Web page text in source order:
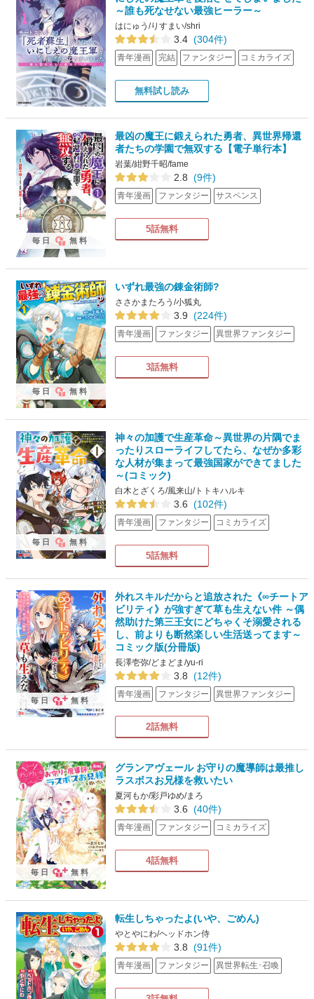
～誰も死なせない最強ヒーラー～
はにゅう/りすまい/shri
3.4 (304件)
青年漫画 完結 ファンタジー コミカライズ
無料試し読み
最凶の魔王に鍛えられた勇者、異世界帰還
者たちの学園で無双する【電子単行本】
岩葉/紺野千昭/fame
2.8 (9件)
青年漫画 ファンタジー サスペンス
5話無料
毎日 無料
いずれ最強の錬金術師?
ささかまたろう/小狐丸
3.9 (224件)
青年漫画 ファンタジー 異世界ファンタジー
3話無料
毎日 無料
神々の加護で生産革命～異世界の片隅でま
ったりスローライフしてたら、なぜか多彩
な人材が集まって最強国家ができてました
～(コミック)
白木とざくろ/風来山/トトキハルキ
3.6 (102件)
青年漫画 ファンタジー コミカライズ
5話無料
毎日 無料
外れスキルだからと追放された《∞チートア
ビリティ》が強すぎて草も生えない件 ～偶
然助けた第三王女にどちゃくそ溺愛される
し、前よりも断然楽しい生活送ってます～
コミック版(分冊版)
長澤壱弥/どまどま/yu-ri
3.8 (12件)
青年漫画 ファンタジー 異世界ファンタジー
2話無料
毎日 無料
グランアヴェール お守りの魔導師は最推し
ラスボスお兄様を救いたい
夏河もか/彩戸ゆめ/まろ
3.6 (40件)
青年漫画 ファンタジー コミカライズ
4話無料
毎日 無料
転生しちゃったよ(いや、ごめん)
やとやにわ/ヘッドホン侍
3.8 (91件)
青年漫画 ファンタジー 異世界転生･召喚